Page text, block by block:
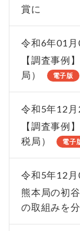
賞に
令和6年01月
【調査事例
局）
電子版
令和5年12月
【調査事例
税局）
電子
令和5年12月
熊本局の初
の取組みを